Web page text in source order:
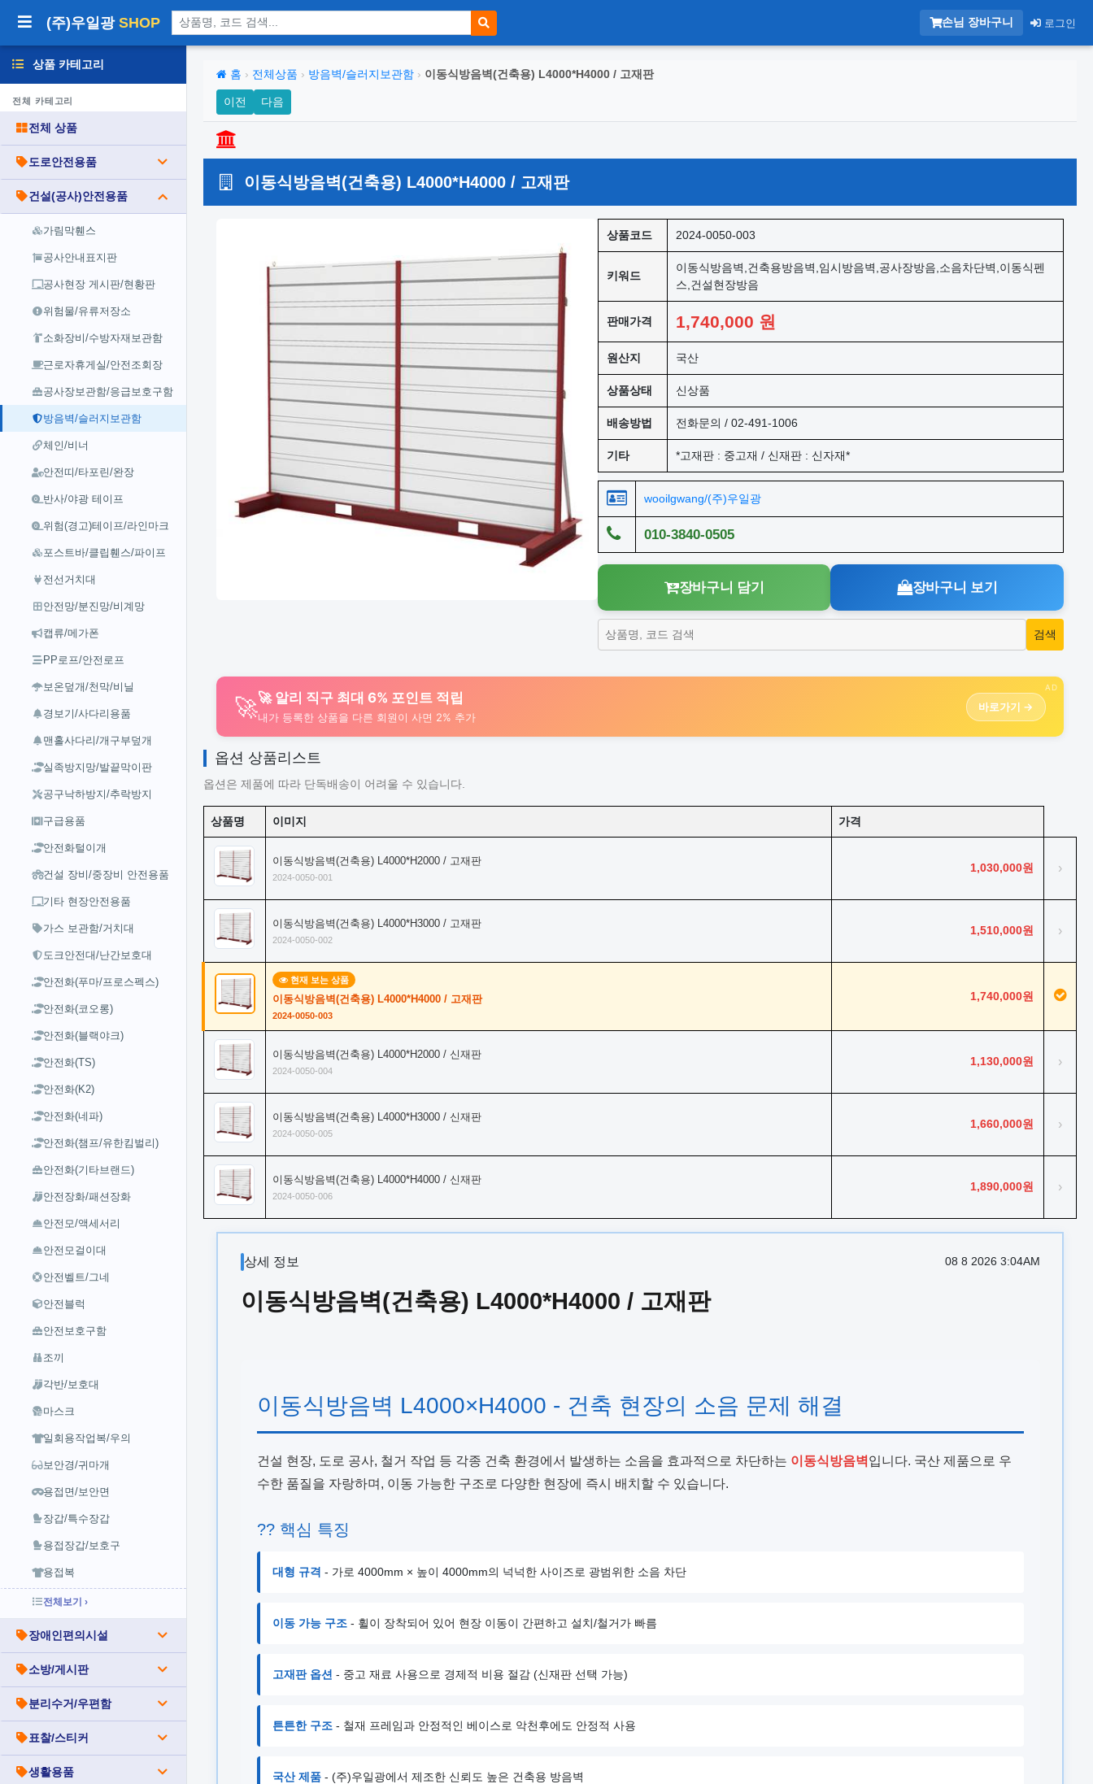
(주)우일광 SHOP 상품 검색 손님 장바구니 로그인
상품 카테고리
전체 카테고리
전체 상품
도로안전용품
건설(공사)안전용품
가림막휀스
공사안내표지판
공사현장 게시판/현황판
위험물/유류저장소
소화장비/수방자재보관함
근로자휴게실/안전조회장
공사장보관함/응급보호구함
방음벽/슬러지보관함
체인/비너
안전띠/타포린/완장
반사/야광 테이프
위험(경고)테이프/라인마크
포스트바/클립휀스/파이프
전선거치대
안전망/분진망/비계망
캡류/메가폰
PP로프/안전로프
보온덮개/천막/비닐
경보기/사다리용품
맨홀사다리/개구부덮개
실족방지망/발끝막이판
공구낙하방지/추락방지
구급용품
안전화털이개
건설 장비/중장비 안전용품
기타 현장안전용품
가스 보관함/거치대
도크안전대/난간보호대
안전화(푸마/프로스펙스)
안전화(코오롱)
안전화(블랙야크)
안전화(TS)
안전화(K2)
안전화(네파)
안전화(챔프/유한킴벌리)
안전화(기타브랜드)
안전장화/패션장화
안전모/액세서리
안전모걸이대
안전벨트/그네
안전블럭
안전보호구함
조끼
각반/보호대
마스크
일회용작업복/우의
보안경/귀마개
용접면/보안면
장갑/특수장갑
용접장갑/보호구
용접복
전체보기 ›
장애인편의시설
소방/게시판
분리수거/우편함
표찰/스티커
생활용품
홈 › 전체상품 › 방음벽/슬러지보관함 › 이동식방음벽(건축용) L4000*H4000 / 고재판
이전 다음
이동식방음벽(건축용) L4000*H4000 / 고재판
상품코드 2024-0050-003
키워드
이동식방음벽,건축용방음벽,임시방음벽,공사장방음,소음차단벽,이동식펜
스,건설현장방음
판매가격 1,740,000 원
원산지 국산
상품상태 신상품
배송방법 전화문의 / 02-491-1006
기타 *고재판 : 중고재 / 신재판 : 신자재*
wooilgwang/(주)우일광
010-3840-0505
장바구니 담기 장바구니 보기
AD
🚀🚀 알리 직구 최대 6% 포인트 적립
내가 등록한 상품을 다른 회원이 사면 2% 추가
바로가기 →
옵션 상품리스트
옵션은 제품에 따라 단독배송이 어려울 수 있습니다.
상품명 이미지 가격
이동식방음벽(건축용) L4000*H2000 / 고재판
2024-0050-001
1,030,000원 ›
이동식방음벽(건축용) L4000*H3000 / 고재판
2024-0050-002
1,510,000원 ›
현재 보는 상품
이동식방음벽(건축용) L4000*H4000 / 고재판
2024-0050-003
1,740,000원
이동식방음벽(건축용) L4000*H2000 / 신재판
2024-0050-004
1,130,000원 ›
이동식방음벽(건축용) L4000*H3000 / 신재판
2024-0050-005
1,660,000원 ›
이동식방음벽(건축용) L4000*H4000 / 신재판
2024-0050-006
1,890,000원 ›
상세 정보 08 8 2026 3:04AM
이동식방음벽(건축용) L4000*H4000 / 고재판
이동식방음벽 L4000×H4000 - 건축 현장의 소음 문제 해결
건설 현장, 도로 공사, 철거 작업 등 각종 건축 환경에서 발생하는 소음을 효과적으로 차단하는 이동식방음벽 입니다. 국산 제품으로 우
수한 품질을 자랑하며, 이동 가능한 구조로 다양한 현장에 즉시 배치할 수 있습니다.
?? 핵심 특징
대형 규격 - 가로 4000mm × 높이 4000mm의 넉넉한 사이즈로 광범위한 소음 차단
이동 가능 구조- 휠이 장착되어 있어 현장 이동이 간편하고 설치/철거가 빠름
고재판 옵션 - 중고 재료 사용으로 경제적 비용 절감 (신재판 선택 가능)
튼튼한 구조- 철재 프레임과 안정적인 베이스로 악천후에도 안정적 사용
국산 제품- (주)우일광에서 제조한 신뢰도 높은 건축용 방음벽